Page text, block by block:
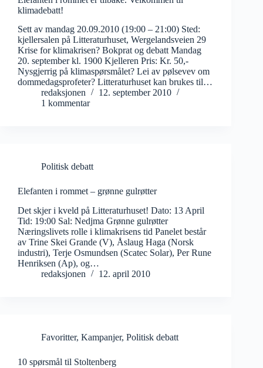
klimadebatt!
Sett av mandag 20.09.2010 (19:00 – 21:00) Sted:
kjellersalen på Litteraturhuset, Wergelandsveien 29
Krise for klimakrisen? Bokprat og debatt Mandag
20. september kl. 1900 Kjelleren Pris: Kr. 50,-
Nysgjerrig på klimaspørsmålet? Lei av pølsevev om
dommedagsprofeter? Litteraturhuset kan brukes til…
redaksjonen
12. september 2010
1 kommentar
Politisk debatt
Elefanten i rommet – grønne gulrøtter
Det skjer i kveld på Litteraturhuset! Dato: 13 April
Tid: 19:00 Sal: Nedjma Grønne gulrøtter
Næringslivets rolle i klimakrisens tid Panelet består
av Trine Skei Grande (V), Åslaug Haga (Norsk
industri), Terje Osmundsen (Scatec Solar), Per Rune
Henriksen (Ap), og…
redaksjonen
12. april 2010
Favoritter, Kampanjer, Politisk debatt
10 spørsmål til Stoltenberg